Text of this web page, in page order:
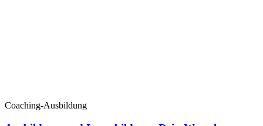
Coaching-Ausbildung